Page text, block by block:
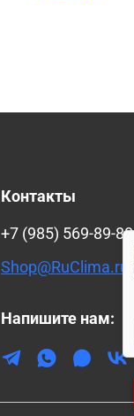
Контакты
+7 (985) 569-89-88
Shop@RuClima.ru
Напишите нам: